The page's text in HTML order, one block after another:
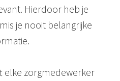
Hierdoor heb je
je nooit belangrijke
elke zorgmedewerker